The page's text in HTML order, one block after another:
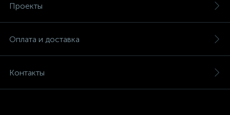
Проекты
Оплата и доставка
Контакты